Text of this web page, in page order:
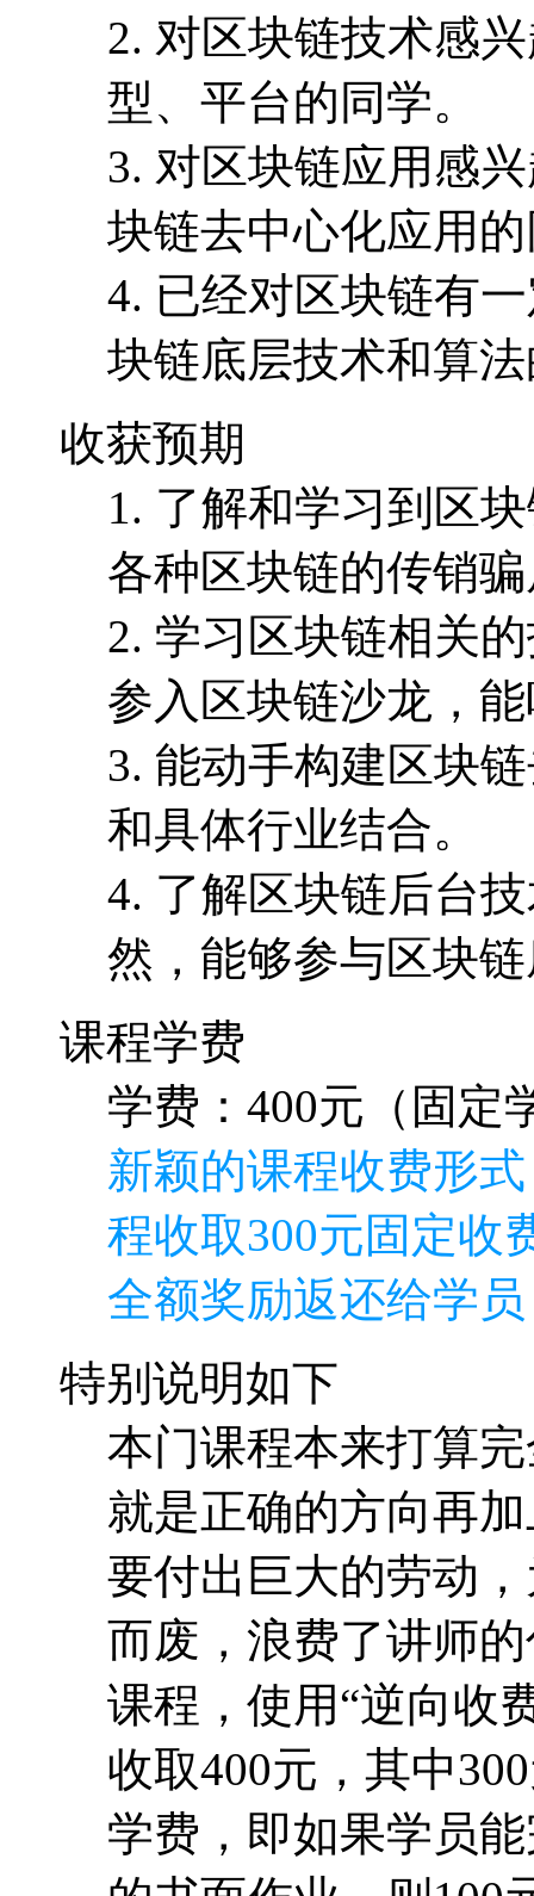
2. 对区块链技术感
型、平台的同学。
3. 对区块链应用感
块链去中心化应用
4. 已经对区块链有
块链底层技术和算
收获预期
1. 了解和学习到区
各种区块链的传销
2. 学习区块链相关
参入区块链沙龙，
3. 能动手构建区块
和具体行业结合。
4. 了解区块链后台
然，能够参与区块
课程学费
学费：400元（固定
新颖的课程收费形
程收取300元固定收
全额奖励返还给学
特别说明如下
本门课程本来打算
就是正确的方向再
要付出巨大的劳动
而废，浪费了讲师
课程，使用“逆向收
收取400元，其中
学费，即如果学员